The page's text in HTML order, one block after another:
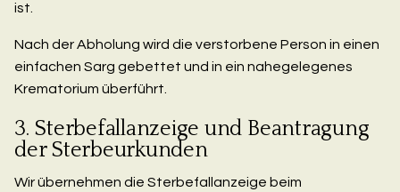
ist.
Nach der Abholung wird die verstorbene Person in einen
einfachen Sarg gebettet und in ein nahegelegenes
Krematorium überführt.
3. Sterbefallanzeige und Beantragung
der Sterbeurkunden
Wir übernehmen die Sterbefallanzeige beim